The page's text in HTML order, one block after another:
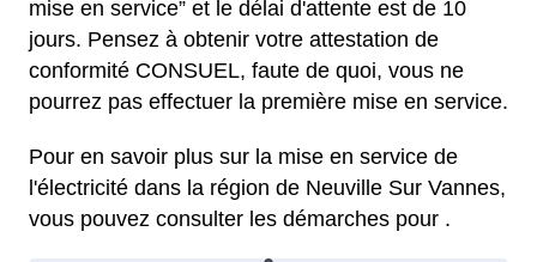
mise en service” et le délai d'attente est de 10
jours. Pensez à obtenir votre attestation de
conformité CONSUEL, faute de quoi, vous ne
pourrez pas effectuer la première mise en service.
Pour en savoir plus sur la mise en service de
l'électricité dans la région de Neuville Sur Vannes,
vous pouvez consulter les démarches pour .